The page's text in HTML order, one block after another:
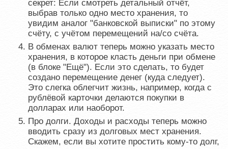
секрет: Если смотреть детальный отчёт,
выбрав только одно место хранения, то
увидим аналог "банковской выписки" по этому
счёту, с учётом перемещений на/со счёта.
В обменах валют теперь можно указать место
хранения, в которое класть деньги при обмене
(в блоке "Ещё"). Если это сделать, то будет
создано перемещение денег (куда следует).
Это слегка облегчит жизнь, например, когда с
рублёвой карточки делаются покупки в
долларах или наоборот.
Про долги. Доходы и расходы теперь можно
вводить сразу из долговых мест хранения.
Скажем, если вы хотите простить кому-то долг,